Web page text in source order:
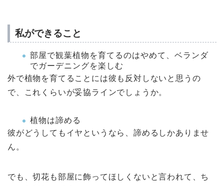
私ができること
部屋で観葉植物を育てるのはやめて、ベランダ
でガーデニングを楽しむ
外で植物を育てることには彼も反対しないと思うの
で、これくらいが妥協ラインでしょうか。
植物は諦める
彼がどうしてもイヤというなら、諦めるしかありませ
ん。
でも、切花も部屋に飾ってほしくないと言われて、ち